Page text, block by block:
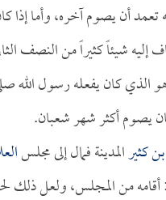
أن يصوم آخره، وأما إذا
شيئاً كثيراً من النصف
الذي كان يفعله رسول الله
يصوم أكثر شهر شعبان.
كثيرالمدينة فمال إلى مجلس
أقامه من المجلس، ولعل ذلك